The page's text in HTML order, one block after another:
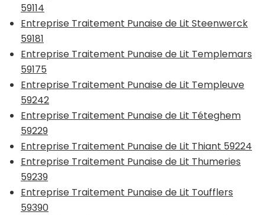
59114
Entreprise Traitement Punaise de Lit Steenwerck
59181
Entreprise Traitement Punaise de Lit Templemars
59175
Entreprise Traitement Punaise de Lit Templeuve
59242
Entreprise Traitement Punaise de Lit Téteghem
59229
Entreprise Traitement Punaise de Lit Thiant 59224
Entreprise Traitement Punaise de Lit Thumeries
59239
Entreprise Traitement Punaise de Lit Toufflers
59390